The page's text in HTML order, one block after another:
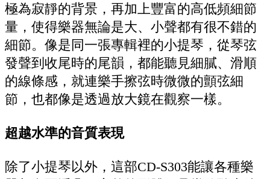
極為寂靜的背景，再加上豐富的高低頻細節
量，使得樂器無論是大、小聲都有很不錯的
細節。像是同一張專輯裡的小提琴，從琴弦
發聲到收尾時的尾韻，都能聽見細膩、滑順
的線條感，就連樂手擦弦時微微的顫弦細
節，也都像是透過放大鏡在觀察一樣。
超越水準的音質表現
除了小提琴以外，這部CD-S303能讓各種樂